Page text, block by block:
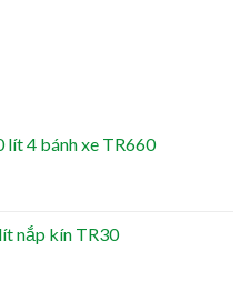
lít 4 bánh xe TR660
nắp kín TR30